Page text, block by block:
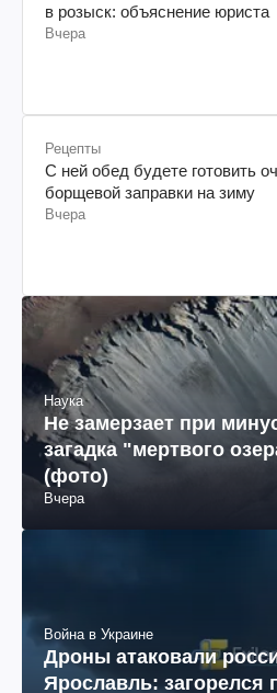
в розыск: объяснение юриста
Вчера
Рецепты
С ней обед будете готовить
борщевой заправки на зиму
Вчера
Наука
Не замерзает при
загадка "мертвого
(фото)
Вчера
Война в Украине
Дроны атаковали
Ярославль: загорелся